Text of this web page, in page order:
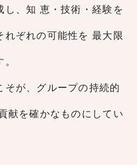
し、知 恵・技術・経験を
れぞれの可能性を 最大限
が、グループの持続的
献を確かなものにしてい